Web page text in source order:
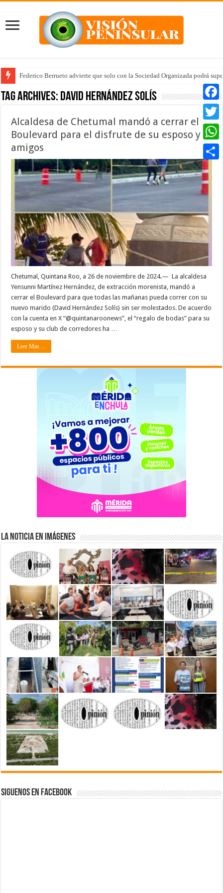
Federico Berrueto advierte que solo con la Sociedad Organizada podrá
Tag Archives: David Hernández Solís
Alcaldesa de Chetumal mandó a cerrar el
Boulevard para el disfrute de su esposo y
amigos
Chetumal, Quintana Roo, a 26 de noviembre de 2024.— La alcaldesa
Yensunni Martínez Hernández, de extracción morenista, mandó a
cerrar el Boulevard para que todas las mañanas pueda correr con su
nuevo marido (David Hernández Solís) sin ser molestados. De acuerdo
con la cuenta en X “@quintanaroonews”, el “regalo de bodas” para su
esposo y su club de corredores ha …
Leer Mas ...
La Noticia en Imágenes
Siguenos en Facebook
Twitter